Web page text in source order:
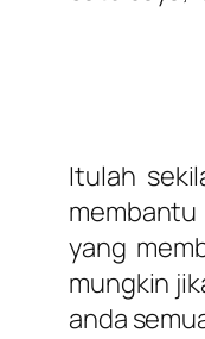
Itulah
yang
mungkin
anda